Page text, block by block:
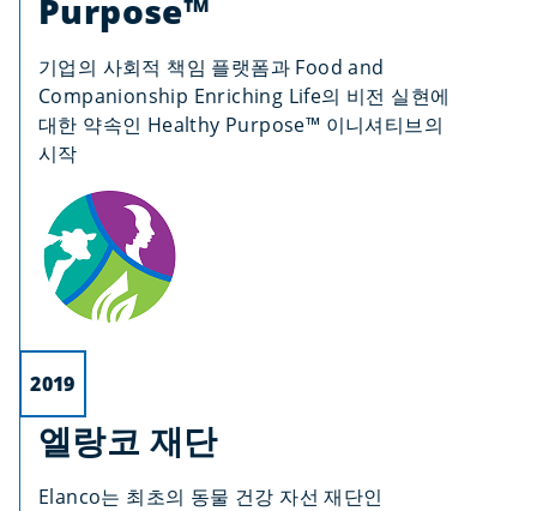
Purpose™
기업의 사회적 책임 플랫폼과 Food and
Companionship Enriching Life의 비전 실현에
대한 약속인 Healthy Purpose™ 이니셔티브의
시작
2019
엘랑코 재단
Elanco는 최초의 동물 건강 자선 재단인